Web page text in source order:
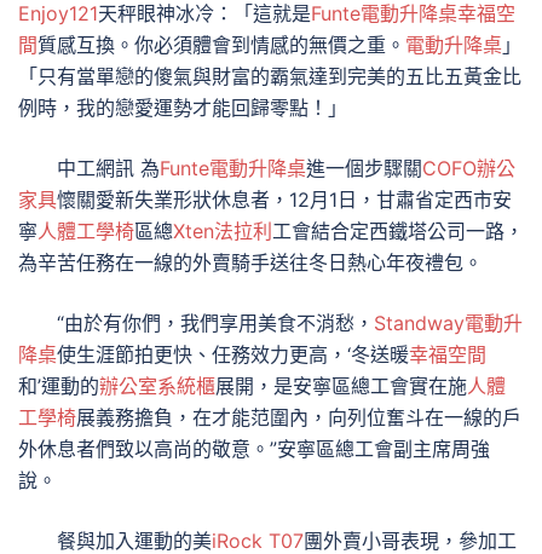
Enjoy121天秤眼神冰冷：「這就是Funte電動升降桌幸福空
間質感互換。你必須體會到情感的無價之重。 電動升降桌 」
「只有當單戀的傻氣與財富的霸氣達到完美的五比五黃金比
例時，我的戀愛運勢才能回歸零點！」
中工網訊 為Funte電動升降桌進一個步驟關COFO辦公
家具懷關愛新失業形狀休息者，12月1日，甘肅省定西市安
寧人體工學椅區總Xten法拉利 工會結合定西鐵塔公司一路，
為辛苦任務在一線的外賣騎手送往冬日熱心年夜禮包。
“由於有你們，我們享用美食不消愁， Standway電動升
降桌使生涯節拍更快、任務效力更高，‘冬送暖幸福空間
和’運動的辦公室系統櫃展開，是安寧區總工會實在施人體
工學椅展義務擔負，在才能范圍內，向列位奮斗在一線的戶
外休息者們致以高尚的敬意。”安寧區總工會副主席周強
說。
餐與加入運動的美iRock T07團外賣小哥表現，參加工